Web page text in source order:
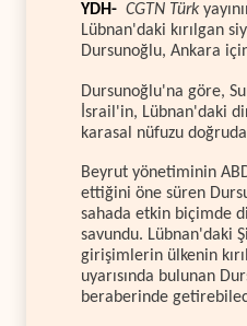
YDH- CGTN Türk
Lübnan'daki kırılgan
Dursunoğlu, Ankara
Dursunoğlu'na göre,
İsrail'in, Lübnan'daki
karasal nüfuzu
Beyrut yönetiminin
ettiğini öne süren
sahada etkin biçimde
savundu. Lübnan'daki
girişimlerin ülkenin
uyarısında bulunan
beraberinde